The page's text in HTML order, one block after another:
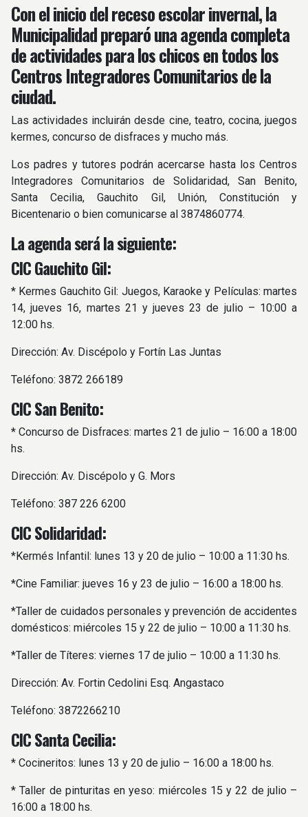
Con el inicio del receso escolar invernal, la
Municipalidad preparó una agenda completa
de actividades para los chicos en todos los
Centros Integradores Comunitarios de la
ciudad.
Las actividades incluirán desde cine, teatro, cocina, juegos
kermes, concurso de disfraces y mucho más.
Los padres y tutores podrán acercarse hasta los Centros
Integradores Comunitarios de Solidaridad, San Benito,
Santa Cecilia, Gauchito Gil, Unión, Constitución y
Bicentenario o bien comunicarse al 3874860774.
La agenda será la siguiente:
CIC Gauchito Gil:
* Kermes Gauchito Gil: Juegos, Karaoke y Películas: martes
14, jueves 16, martes 21 y jueves 23 de julio – 10:00 a
12:00 hs.
Dirección: Av. Discépolo y Fortín Las Juntas
Teléfono: 3872 266189
CIC San Benito:
* Concurso de Disfraces: martes 21 de julio – 16:00 a 18:00
hs.
Dirección: Av. Discépolo y G. Mors
Teléfono: 387 226 6200
CIC Solidaridad:
*Kermés Infantil: lunes 13 y 20 de julio – 10:00 a 11:30 hs.
*Cine Familiar: jueves 16 y 23 de julio – 16:00 a 18:00 hs.
*Taller de cuidados personales y prevención de accidentes
domésticos: miércoles 15 y 22 de julio – 10:00 a 11:30 hs.
*Taller de Títeres: viernes 17 de julio – 10:00 a 11:30 hs.
Dirección: Av. Fortin Cedolini Esq. Angastaco
Teléfono: 3872266210
CIC Santa Cecilia:
* Cocineritos: lunes 13 y 20 de julio – 16:00 a 18:00 hs.
* Taller de pinturitas en yeso: miércoles 15 y 22 de julio –
16:00 a 18:00 hs.